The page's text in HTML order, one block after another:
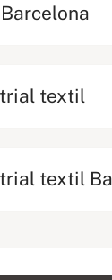
textil
textil